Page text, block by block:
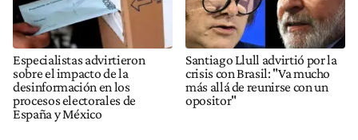
Especialistas advirtieron
sobre el impacto de la
desinformación en los
procesos electorales de
España y México
Santiago Llull advirtió por la
crisis con Brasil: "Va mucho
más allá de reunirse con un
opositor"